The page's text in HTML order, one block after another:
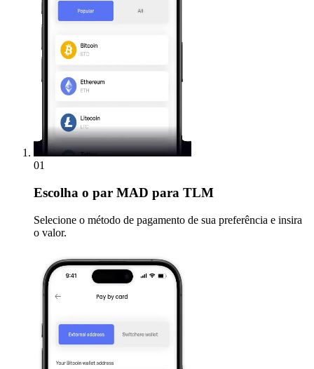
01
Escolha o par MAD para TLM
Selecione o método de pagamento de sua preferência e insira
o valor.